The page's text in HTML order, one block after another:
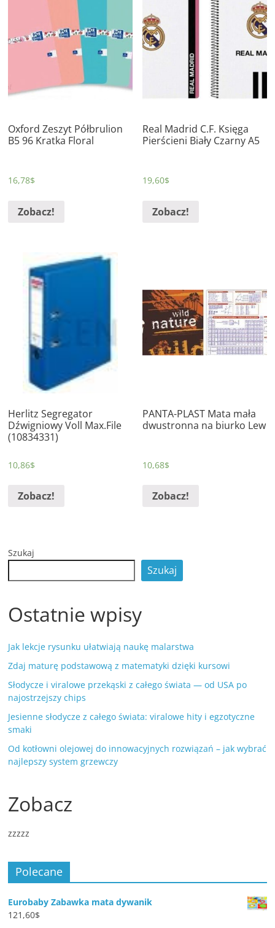
Oxford Zeszyt Półbrulion
B5 96 Kratka Floral
16,78$
Zobacz!
Real Madrid C.F. Księga
Pierścieni Biały Czarny A5
19,60$
Zobacz!
Herlitz Segregator
Dźwigniowy Voll Max.File
(10834331)
10,86$
Zobacz!
PANTA-PLAST Mata mała
dwustronna na biurko Lew
10,68$
Zobacz!
Szukaj
Szukaj
Ostatnie wpisy
Jak lekcje rysunku ułatwiają naukę malarstwa
Zdaj maturę podstawową z matematyki dzięki kursowi
Słodycze i viralowe przekąski z całego świata — od USA po
najostrzejszy chips
Jesienne słodycze z całego świata: viralowe hity i egzotyczne
smaki
Od kotłowni olejowej do innowacyjnych rozwiązań – jak wybrać
najlepszy system grzewczy
Zobacz
zzzzz
Polecane
Eurobaby Zabawka mata dywanik
121,60$